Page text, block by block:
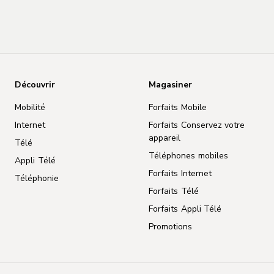
Écran DELO intégral de 6,1 po (diagonale)
PUCE
Neural Engine de nouvelle génération
Découvrir
Mobilité
Internet
Télé
Appli Télé
Téléphonie
Magasiner
Forfaits Mobile
Forfaits Conservez votre
appareil
Téléphones mobiles
Forfaits Internet
Forfaits Télé
Forfaits Appli Télé
Promotions